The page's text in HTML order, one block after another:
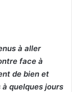
à aller
face à
de bien et
quelques jours